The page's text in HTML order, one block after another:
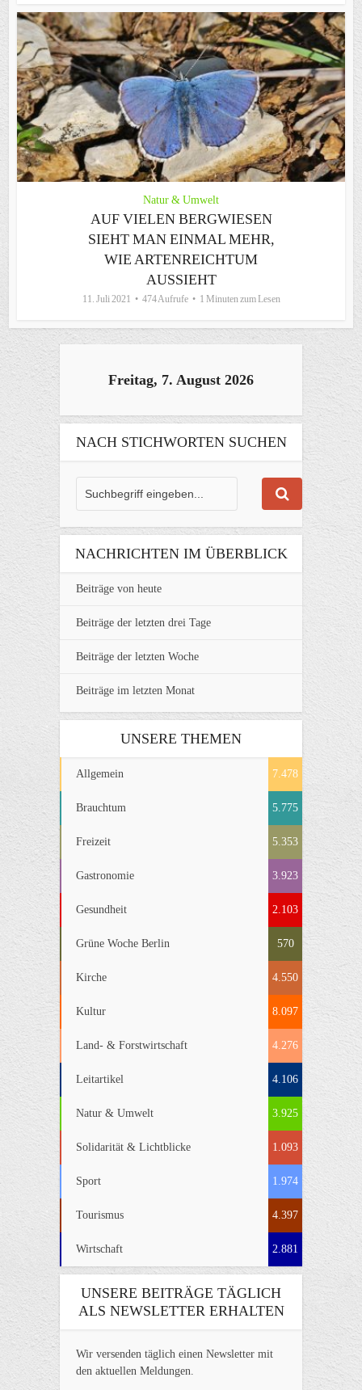
Natur & Umwelt
AUF VIELEN BERGWIESEN
SIEHT MAN EINMAL MEHR,
WIE ARTENREICHTUM
AUSSIEHT
11. Juli 2021 474 Aufrufe 1 Minuten zum Lesen
Freitag, 7. August 2026
NACH STICHWORTEN SUCHEN
NACHRICHTEN IM ÜBERBLICK
Beiträge von heute
Beiträge der letzten drei Tage
Beiträge der letzten Woche
Beiträge im letzten Monat
UNSERE THEMEN
Allgemein 7.478
Brauchtum 5.775
Freizeit 5.353
Gastronomie 3.923
Gesundheit 2.103
Grüne Woche Berlin 570
Kirche 4.550
Kultur 8.097
Land- & Forstwirtschaft 4.276
Leitartikel 4.106
Natur & Umwelt 3.925
Solidarität & Lichtblicke 1.093
Sport 1.974
Tourismus 4.397
Wirtschaft 2.881
UNSERE BEITRÄGE TÄGLICH
ALS NEWSLETTER ERHALTEN
Wir versenden täglich einen Newsletter mit
den aktuellen Meldungen.